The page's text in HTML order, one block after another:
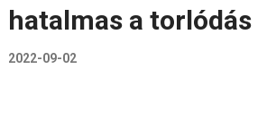
hatalmas a torlódás
2022-09-02